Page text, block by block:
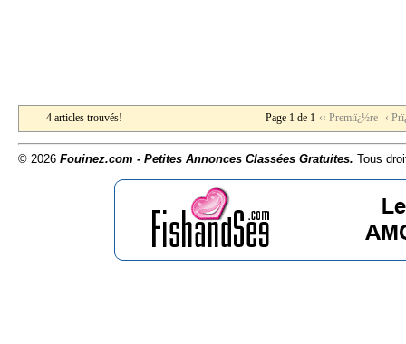
4 articles trouvés! Page 1 de 1 ‹‹ Premiï¿½re ‹
© 2026 Fouinez.com - Petites Annonces Classées Gratuites. Tous